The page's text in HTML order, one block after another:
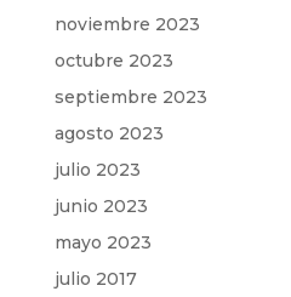
noviembre 2023
octubre 2023
septiembre 2023
agosto 2023
julio 2023
junio 2023
mayo 2023
julio 2017